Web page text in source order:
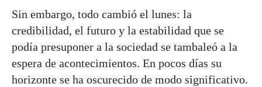
Sin embargo, todo cambió el lunes: la
credibilidad, el futuro y la estabilidad que se
podía presuponer a la sociedad se tambaleó a la
espera de acontecimientos. En pocos días su
horizonte se ha oscurecido de modo significativo.